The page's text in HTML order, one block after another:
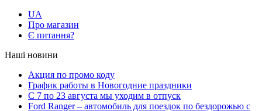
UA
Про магазин
Є питання?
Наші новини
Акция по промо коду
График работы в Новогодние праздники
С 7 по 23 августа мы уходим в отпуск
Ford Ranger – автомобиль для поездок по бездорожью с